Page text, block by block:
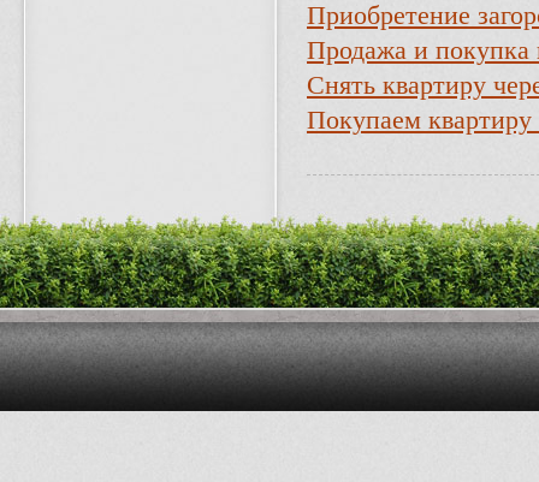
Приобретение
Продажа и покупка
Снять квартиру
Покупаем квартиру